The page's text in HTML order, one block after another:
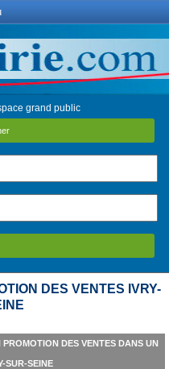
grand public
DES VENTES IVRY-
DES VENTES DANS UN
SUR-SEINE